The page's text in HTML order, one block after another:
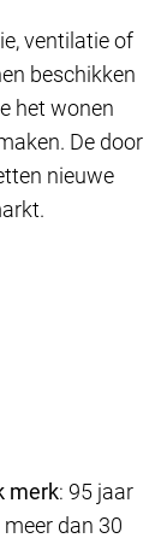
merk: 95 jaar
dan 30
ventilatie of
beschikken
het wonen
De door
nieuwe